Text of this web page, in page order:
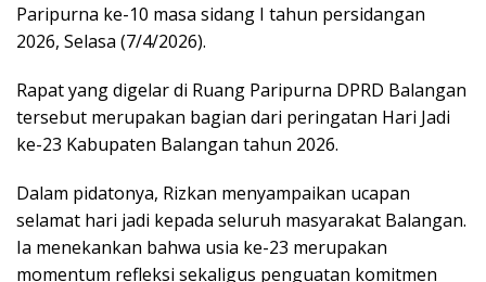
Paripurna ke-10 masa sidang I tahun persidangan
2026, Selasa (7/4/2026).
Rapat yang digelar di Ruang Paripurna DPRD Balangan
tersebut merupakan bagian dari peringatan Hari Jadi
ke-23 Kabupaten Balangan tahun 2026.
Dalam pidatonya, Rizkan menyampaikan ucapan
selamat hari jadi kepada seluruh masyarakat Balangan.
Ia menekankan bahwa usia ke-23 merupakan
momentum refleksi sekaligus penguatan komitmen